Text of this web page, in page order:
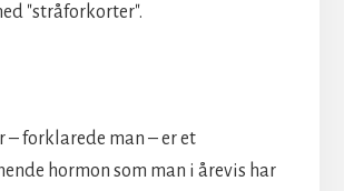
"stråforkorter".
– forklarede man – er et
hormon som man i årevis har